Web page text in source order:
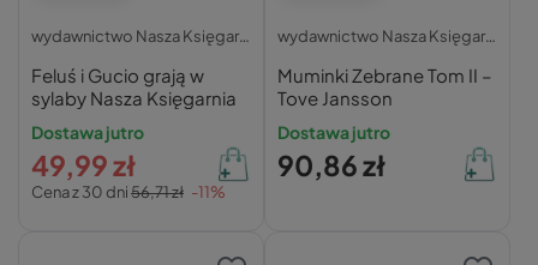
wydawnictwo Nasza Księgarnia
Feluś i Gucio grają w
sylaby Nasza Księgarnia
Dostawa jutro
Cena z 30 dni56,71 zł -11%
49,99 zł
wydawnictwo Nasza Księgarnia
Muminki Zebrane Tom II –
Tove Jansson
Dostawa jutro
90,86 zł